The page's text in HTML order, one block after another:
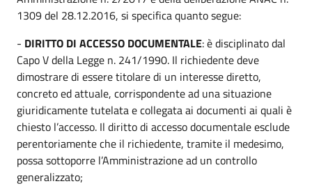
1309 del 28.12.2016, si specifica quanto segue:
- DIRITTO DI ACCESSO DOCUMENTALE: è disciplinato dal
Capo V della Legge n. 241/1990. Il richiedente deve
dimostrare di essere titolare di un interesse diretto,
concreto ed attuale, corrispondente ad una situazione
giuridicamente tutelata e collegata ai documenti ai quali è
chiesto l’accesso. Il diritto di accesso documentale esclude
perentoriamente che il richiedente, tramite il medesimo,
possa sottoporre l’Amministrazione ad un controllo
generalizzato;